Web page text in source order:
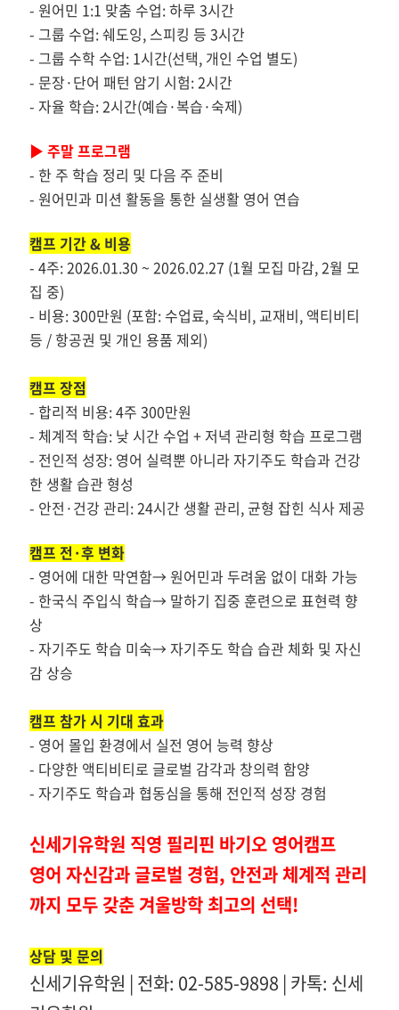
- 원어민 1:1 맞춤 수업: 하루 3시간
- 그룹 수업: 쉐도잉, 스피킹 등 3시간
- 그룹 수학 수업: 1시간(선택, 개인 수업 별도)
- 문장·단어 패턴 암기 시험: 2시간
- 자율 학습: 2시간(예습·복습·숙제)
▶주말 프로그램
- 한 주 학습 정리 및 다음 주 준비
- 원어민과 미션 활동을 통한 실생활 영어 연습
캠프 기간 & 비용
- 4주: 2026.01.30 ~ 2026.02.27 (1월 모집 마감, 2월 모
집 중)
- 비용: 300만원 (포함: 수업료, 숙식비, 교재비, 액티비티
등 / 항공권 및 개인 용품 제외)
캠프 장점
- 합리적 비용: 4주 300만원
- 체계적 학습: 낮 시간 수업 + 저녁 관리형 학습 프로그램
- 전인적 성장: 영어 실력뿐 아니라 자기주도 학습과 건강
한 생활 습관 형성
- 안전·건강 관리: 24시간 생활 관리, 균형 잡힌 식사 제공
캠프 전·후 변화
- 영어에 대한 막연함→ 원어민과 두려움 없이 대화 가능
- 한국식 주입식 학습→ 말하기 집중 훈련으로 표현력 향
상
- 자기주도 학습 미숙→자기주도 학습 습관 체화 및 자신
감 상승
캠프 참가 시 기대 효과
- 영어 몰입 환경에서 실전 영어 능력 향상
- 다양한 액티비티로 글로벌 감각과 창의력 함양
- 자기주도 학습과 협동심을 통해 전인적 성장 경험
신세기유학원 직영 필리핀 바기오 영어캠프
영어 자신감과 글로벌 경험, 안전과 체계적 관리
까지 모두 갖춘 겨울방학 최고의 선택!
상담 및 문의
신세기유학원 | 전화: 02-585-9898 | 카톡: 신세